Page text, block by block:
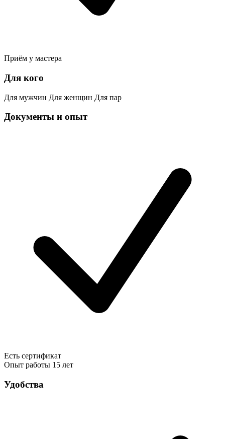
Приём у мастера
Для кого
Для мужчин Для женщин Для пар
Документы и опыт
Есть сертификат
Опыт работы 15 лет
Удобства